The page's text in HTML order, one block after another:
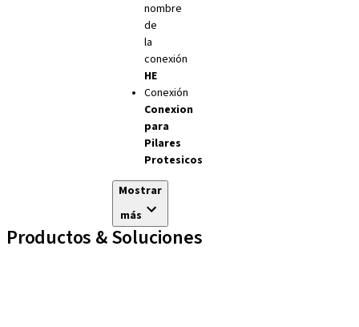
nombre
de
la
conexión
HE
Conexión
Conexion
para
Pilares
Protesicos
Mostrar
más
Productos & Soluciones